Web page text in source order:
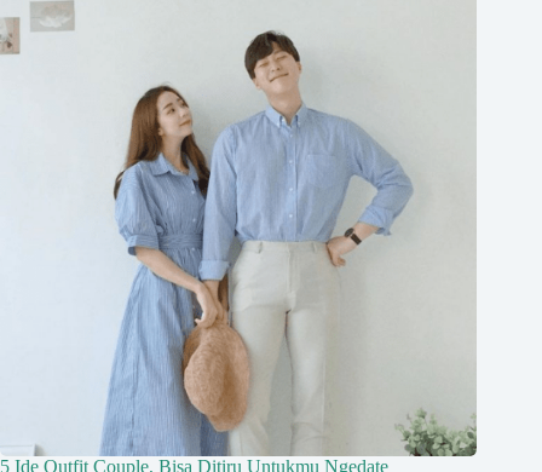
5 Ide Outfit Couple, Bisa Ditiru Untukmu Ngedate